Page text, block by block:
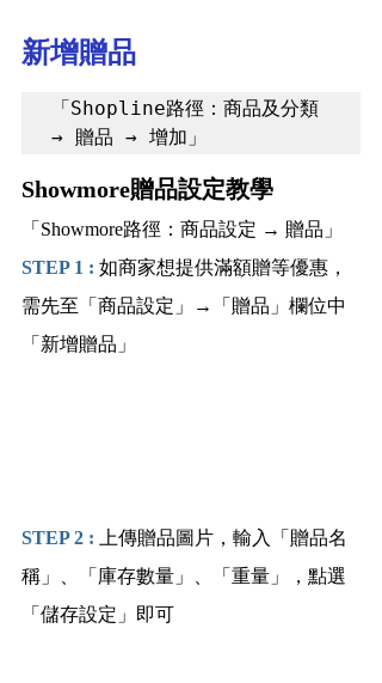
新增贈品
「Shopline路徑：商品及分類
→ 贈品 → 增加」
Showmore贈品設定教學
「Showmore路徑：商品設定 → 贈品」
STEP 1 : 如商家想提供滿額贈等優惠，
需先至「商品設定」→「贈品」欄位中
「新增贈品」
STEP 2 : 上傳贈品圖片，輸入「贈品名
稱」、「庫存數量」、「重量」，點選
「儲存設定」即可